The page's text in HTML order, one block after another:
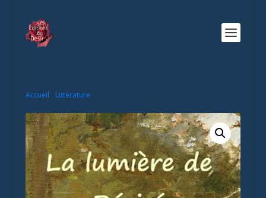
Accueil Littérature